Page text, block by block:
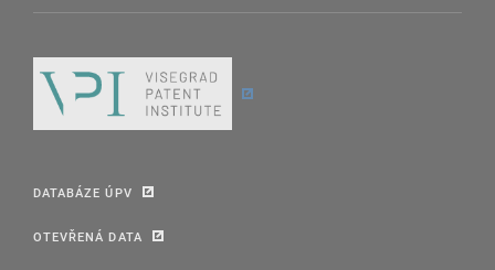
DATABÁZE ÚPV
OTEVŘENÁ DATA